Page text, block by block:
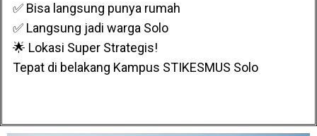
✅ Bisa langsung punya rumah
✅ Langsung jadi warga Solo
🌟 Lokasi Super Strategis!
Tepat di belakang Kampus STIKESMUS Solo